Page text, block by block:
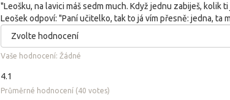
"Leošku, na lavici máš sedm much. Když jednu zabiješ, kolik
Leošek odpoví: "Paní učitelko, tak to já vím přesně: jedna, ta
Vaše hodnocení: Žádné
4.1
Průměrné hodnocení (40 votes)